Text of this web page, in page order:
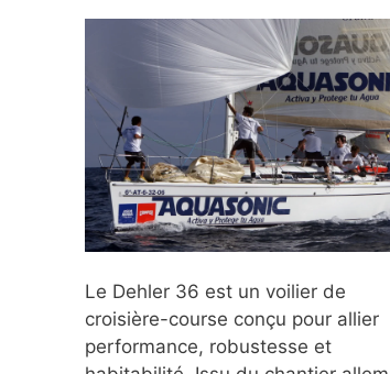
Le Dehler 36 est un voilier de
croisière-course conçu pour allier
performance, robustesse et